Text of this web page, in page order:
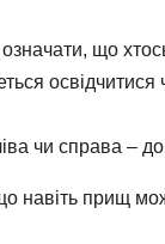
що
чи справа –
навіть прищ